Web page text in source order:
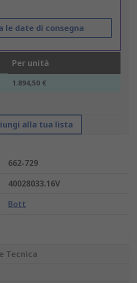
le date di consegna
Per unità
1.894,50 €
alla tua lista
662-729
40028033.16V
Bott
Tecnica